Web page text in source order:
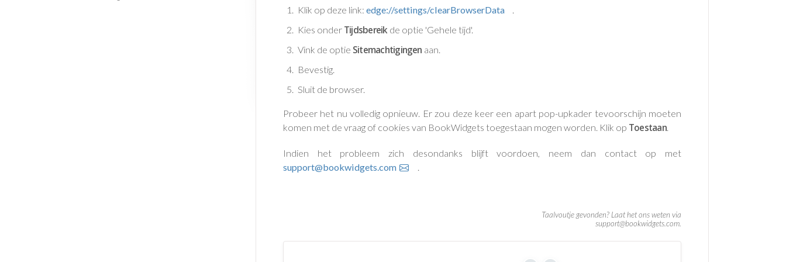
Klik op deze link: edge://settings/clearBrowserData
Kies onder Tijdsbereik de optie 'Gehele tijd'.
Vink de optie Sitemachtigingen aan.
Bevestig.
Sluit de browser.
Probeer het nu volledig opnieuw. Er zou deze keer een apart pop-upkader tevoorschijn moeten
komen met de vraag of cookies van BookWidgets toegestaan mogen worden. Klik op Toestaan.
Indien het probleem zich desondanks blijft voordoen, neem dan contact op met
support@bookwidgets.com
.